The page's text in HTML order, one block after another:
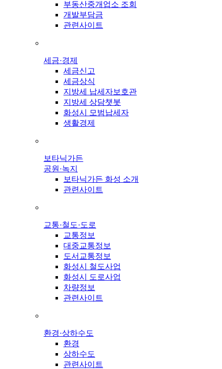
부동산중개업소 조회
개발부담금
관련사이트
세금·경제
세금신고
세금상식
지방세 납세자보호관
지방세 상담챗봇
화성시 모범납세자
생활경제
보타닉가든
공원·녹지
보타닉가든 화성 소개
관련사이트
교통·철도·도로
교통정보
대중교통정보
도서교통정보
화성시 철도사업
화성시 도로사업
차량정보
관련사이트
환경·상하수도
환경
상하수도
관련사이트